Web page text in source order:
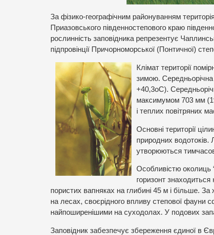
За фізико-географічним районуванням
Приазовського південностепового краю
рослинність заповідника репрезентує
підпровінції Причорноморської (Понтичної)
Клімат території
зимою.
+40,3оС).
максимумом 703 мм
і теплих повітряних
Основні території
природних водотоків.
утворюються
Особливістю околиць
горизонт знаходиться
пористих вапняках на глибині 45 м і більше.
на лесах, своєрідного впливу степової фауни
найпоширенішими на суходолах. У подових
Заповідник забезпечує збереження єдиної в